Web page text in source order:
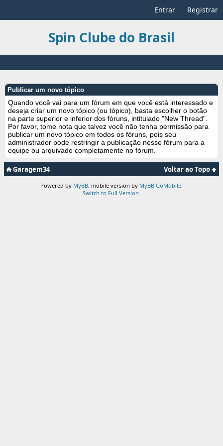
Entrar Registrar
Spin Clube do Brasil
Publicar um novo tópico
Quando você vai para um fórum em que você está interessado e
deseja criar um novo tópico (ou tópico), basta escolher o botão
na parte superior e inferior dos fóruns, intitulado "New Thread".
Por favor, tome nota que talvez você não tenha permissão para
publicar um novo tópico em todos os fóruns, pois seu
administrador pode restringir a publicação nesse fórum para a
equipe ou arquivado completamente no fórum.
Voltar ao Topo
Garagem34
Powered by MyBB, mobile version by MyBB GoMobile
Switch to Full Version